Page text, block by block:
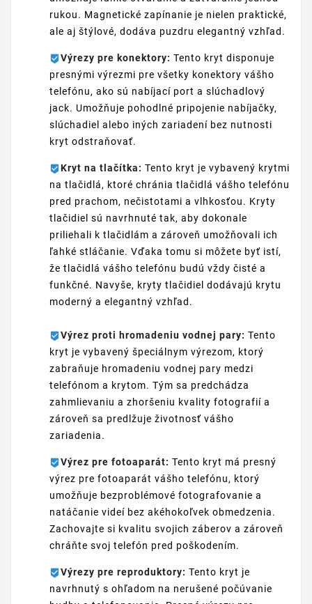
rukou. Magnetické zapínanie je nielen praktické,
ale aj štýlové, dodáva puzdru elegantný vzhľad.
Výrezy pre konektory: Tento kryt disponuje
presnými výrezmi pre všetky konektory vášho
telefónu, ako sú nabíjací port a slúchadlový
jack. Umožňuje pohodlné pripojenie nabíjačky,
slúchadiel alebo iných zariadení bez nutnosti
kryt odstraňovať.
Kryt na tlačítka: Tento kryt je vybavený krytmi
na tlačidlá, ktoré chránia tlačidlá vášho telefónu
pred prachom, nečistotami a vlhkosťou. Kryty
tlačidiel sú navrhnuté tak, aby dokonale
priliehali k tlačidlám a zároveň umožňovali ich
ľahké stláčanie. Vďaka tomu si môžete byť istí,
že tlačidlá vášho telefónu budú vždy čisté a
funkčné. Navyše, kryty tlačidiel dodávajú krytu
moderný a elegantný vzhľad.
Výrez proti hromadeniu vodnej pary: Tento
kryt je vybavený špeciálnym výrezom, ktorý
zabraňuje hromadeniu vodnej pary medzi
telefónom a krytom. Tým sa predchádza
zahmlievaniu a zhoršeniu kvality fotografií a
zároveň sa predlžuje životnosť vášho
zariadenia.
Výrez pre fotoaparát: Tento kryt má presný
výrez pre fotoaparát vášho telefónu, ktorý
umožňuje bezproblémové fotografovanie a
natáčanie videí bez akéhokoľvek obmedzenia.
Zachovajte si kvalitu svojich záberov a zároveň
chráňte svoj telefón pred poškodením.
Výrezy pre reproduktory: Tento kryt je
navrhnutý s ohľadom na nerušené počúvanie